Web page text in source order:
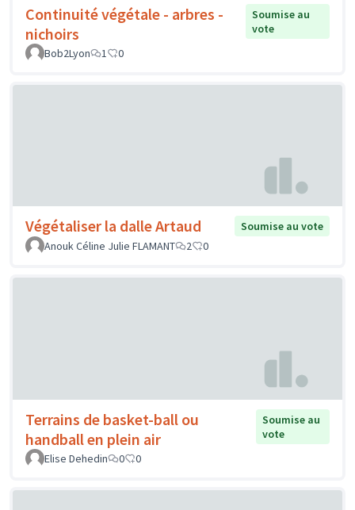
Continuité végétale - arbres -
nichoirs
Soumise au
vote
Bob2Lyon
1 0
Végétaliser la dalle Artaud
Soumise au vote
Anouk Céline Julie FLAMANT
2 0
Terrains de basket-ball ou
handball en plein air
Soumise au
vote
Elise Dehedin
0 0